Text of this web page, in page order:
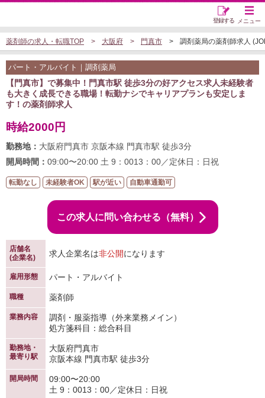
メニュー
登録する
薬剤師の求人・転職TOP 大阪府 門真市 調剤薬局の薬剤師求人
パート・アルバイト｜調剤薬局
【門真市】で募集中！門真市駅 徒歩3分の好アクセス求人未経験者
も大きく成長できる職場！転勤ナシでキャリアプランも安定しま
す！の薬剤師求人
時給2000円
勤務地： 大阪府門真市 京阪本線 門真市駅 徒歩3分
開局時間： 09:00〜20:00 土 9：0013：00／定休日：日祝
転勤なし 未経験者OK 駅が近い 自動車通勤可
この求人に問い合わせる（無料）
店舗名
(企業名)
求人企業名は非公開になります
雇用形態 パート・アルバイト
職種 薬剤師
業務内容
調剤・服薬指導（外来業務メイン）
処方箋科目：総合科目
勤務地・
最寄り駅
大阪府門真市
京阪本線 門真市駅 徒歩3分
開局時間
09:00〜20:00
土 9：0013：00／定休日：日祝